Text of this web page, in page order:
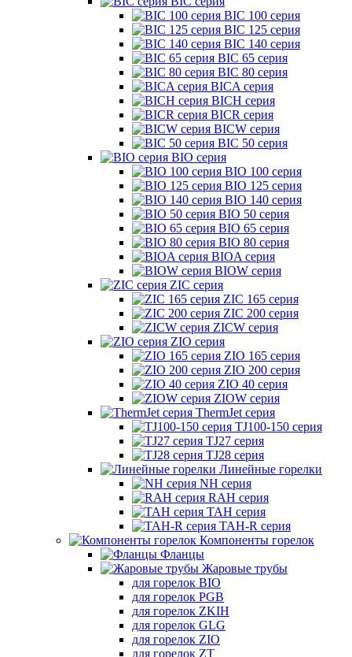
BIC 100 серия
BIC 125 серия
BIC 140 серия
BIC 65 серия
BIC 80 серия
BICA серия
BICH серия
BICR серия
BICW серия
BIC 50 серия
BIO серия
BIO 100 серия
BIO 125 серия
BIO 140 серия
BIO 50 серия
BIO 65 серия
BIO 80 серия
BIOA серия
BIOW серия
ZIC серия
ZIC 165 серия
ZIC 200 серия
ZICW серия
ZIO серия
ZIO 165 серия
ZIO 200 серия
ZIO 40 серия
ZIOW серия
ThermJet серия
TJ100-150 серия
TJ27 серия
TJ28 серия
Линейные горелки
NH серия
RAH серия
TAH серия
TAH-R серия
Компоненты горелок
Фланцы
Жаровые трубы
для горелок BIO
для горелок PGB
для горелок ZKIH
для горелок GLG
для горелок ZIO
для горелок ZT